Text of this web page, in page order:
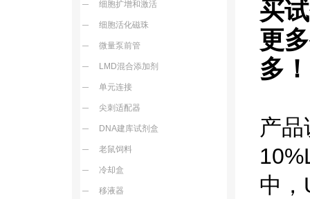
细胞扩增和激活
细胞活化磁珠
微量泵前管
LMD混合添加剂
单元连接
尖刺适配器
DNA建库试剂盒
老鼠饲料
冷却盒
移液器
买
更
多
产品
中，